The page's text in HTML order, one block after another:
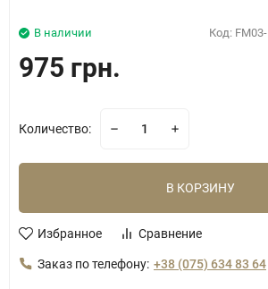
Код:
В наличии
975 грн.
Количество:
В КОРЗИНУ
Избранное Сравнение
Заказ по телефону: +38 (075) 634 83 64